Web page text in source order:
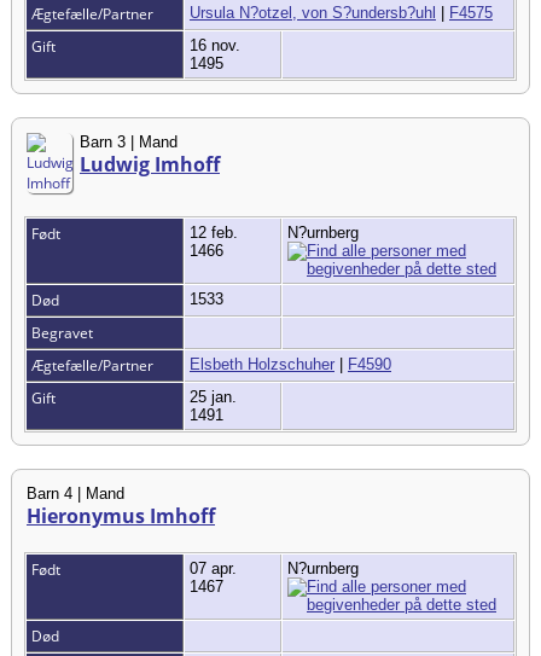
Ægtefælle/Partner Ursula N?otzel, von S?undersb?uhl | F4575
Gift
16 nov.
1495
Barn 3 | Mand
Ludwig Imhoff
Født
12 feb.
1466
N?urnberg
Død 1533
Begravet
Ægtefælle/Partner
Elsbeth Holzschuher | F4590
Gift
25 jan.
1491
Barn 4 | Mand
Hieronymus Imhoff
Født
07 apr.
1467
N?urnberg
Død